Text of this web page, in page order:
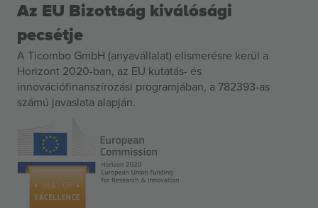
Az EU Bizottság kiválósági
pecsétje
A Ticombo GmbH (anyavállalat) elismerésre kerül a
Horizont 2020-ban, az EU kutatás- és
innovációfinanszírozási programjában, a 782393-as
számú javaslata alapján.